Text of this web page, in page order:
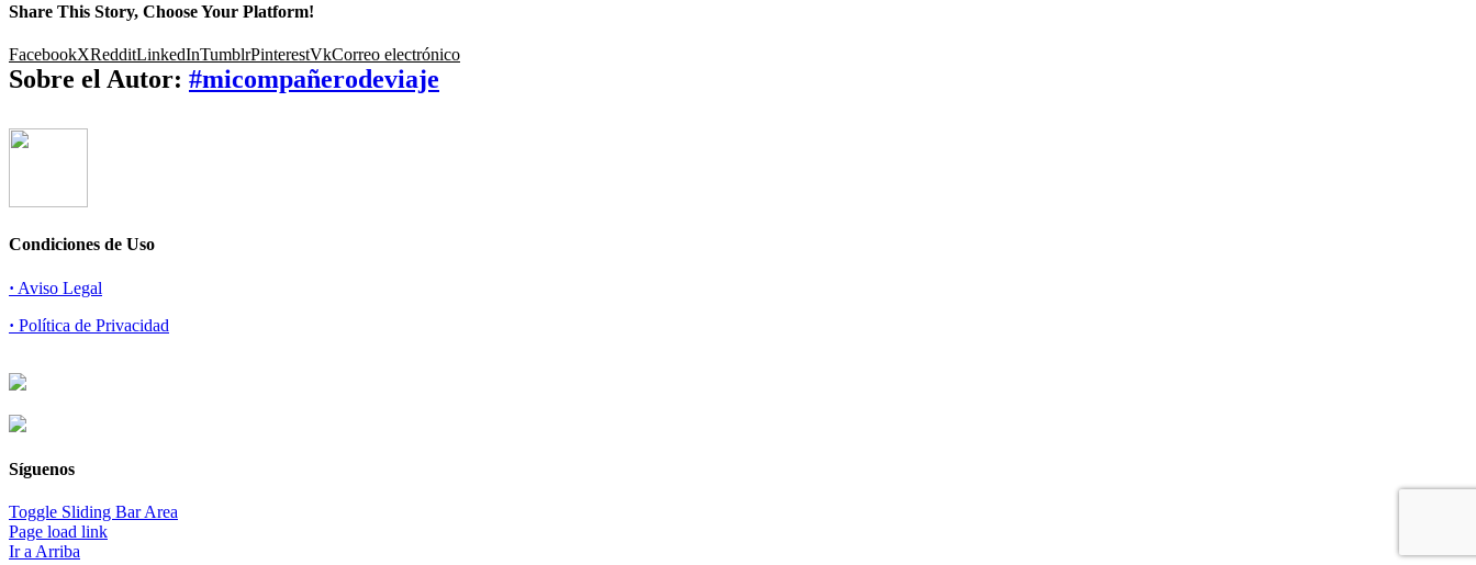
Share This Story, Choose Your Platform!
FacebookXRedditLinkedInTumblrPinterestVkCorreo electrónico
Sobre el Autor: #micompañerodeviaje
Condiciones de Uso
· Aviso Legal
· Política de Privacidad
Síguenos
Toggle Sliding Bar Area
Page load link
Ir a Arriba